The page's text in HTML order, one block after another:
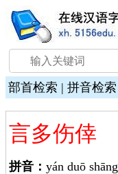
部首检索 | 拼音检索
言多伤倖
拼音： yán duō